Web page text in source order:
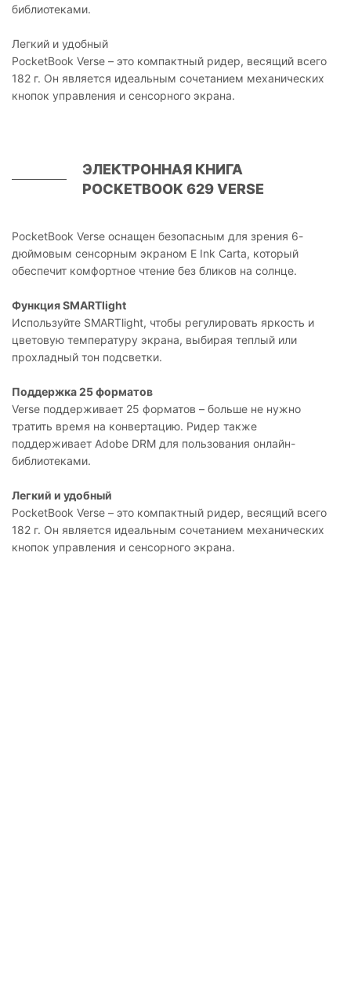
библиотеками.
Легкий и удобный
PocketBook Verse – это компактный ридер, весящий всего
182 г. Он является идеальным сочетанием механических
кнопок управления и сенсорного экрана.
ЭЛЕКТРОННАЯ КНИГА
POCKETBOOK 629 VERSE
PocketBook Verse оснащен безопасным для зрения 6-
дюймовым сенсорным экраном E Ink Carta, который
обеспечит комфортное чтение без бликов на солнце.
Функция SMARTlight
Используйте SMARTlight, чтобы регулировать яркость и
цветовую температуру экрана, выбирая теплый или
прохладный тон подсветки.
Поддержка 25 форматов
Verse поддерживает 25 форматов – больше не нужно
тратить время на конвертацию. Ридер также
поддерживает Adobe DRM для пользования онлайн-
библиотеками.
Легкий и удобный
PocketBook Verse – это компактный ридер, весящий всего
182 г. Он является идеальным сочетанием механических
кнопок управления и сенсорного экрана.